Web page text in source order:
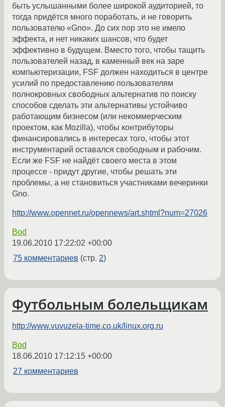
быть услышанными более широкой аудиторией, то
тогда придётся много поработать, и не говорить
пользователю «Gno». До сих пор это не имело
эффекта, и нет никаких шансов, что будет
эффективно в будущем. Вместо того, чтобы тащить
пользователей назад, в каменный век на заре
компьютеризации, FSF должен находиться в центре
усилий по предоставлению пользователям
полнокровных свободных альтернатив по поиску
способов сделать эти альтернативы устойчиво
работающим бизнесом (или некоммерческим
проектом, как Mozilla), чтобы контрибуторы
финансировались в интересах того, чтобы этот
инструментарий оставался свободным и рабочим.
Если же FSF не найдёт своего места в этом
процессе - придут другие, чтобы решать эти
проблемы, а не становиться участниками вечеринки
Gno.
http://www.opennet.ru/opennews/art.shtml?num=27026
Bod
19.06.2010 17:22:02 +00:00
75 комментариев (стр. 2)
Футбольным болельщикам
http://www.vuvuzela-time.co.uk/linux.org.ru
Bod
18.06.2010 17:12:15 +00:00
27 комментариев